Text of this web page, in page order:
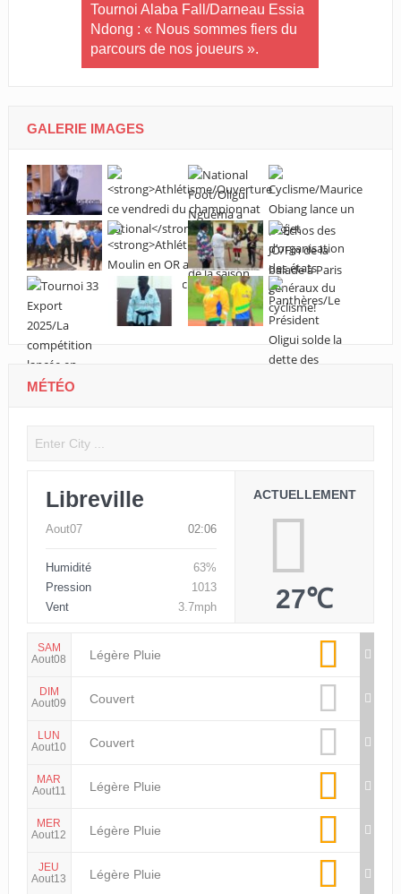
Tournoi Alaba Fall/Darneau Essia
Ndong : « Nous sommes fiers du
parcours de nos joueurs ».
GALERIE IMAGES
MÉTÉO
Libreville
Aout07 02:06
Humidité
63%
Pression
1013
Vent
3.7mph
ACTUELLEMENT
27℃
SAM
Aout08
Légère Pluie
DIM
Aout09
Couvert
LUN
Aout10
Couvert
MAR
Aout11
Légère Pluie
MER
Aout12
Légère Pluie
JEU
Aout13
Légère Pluie